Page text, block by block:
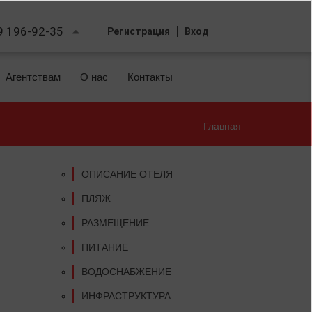
196-92-35 Регистрация Вход
Агентствам О нас Контакты
Главная
ОПИСАНИЕ ОТЕЛЯ
ПЛЯЖ
РАЗМЕЩЕНИЕ
ПИТАНИЕ
ВОДОСНАБЖЕНИЕ
ИНФРАСТРУКТУРА